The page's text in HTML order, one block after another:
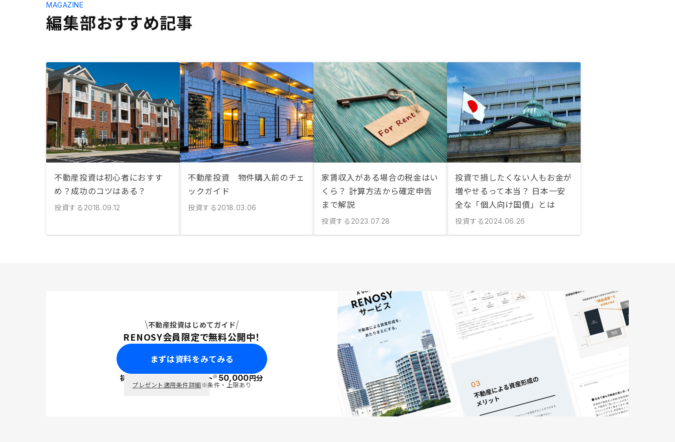
編集部おすすめ記事
MAGAZINE
不動産投資は初心者におすす
め？成功のコツはある？
投資する 2018.09.12
不動産投資 物件購入前のチェ
ックガイド
投資する 2018.03.06
家賃収入がある場合の税金はい
くら？ 計算方法から確定申告
まで解説
投資する 2023.07.28
投資で損したくない人もお金が
増やせるって本当？ 日本一安
全な「個人向け国債」とは
投資する 2024.06.26
不動産投資はじめてガイド
RENOSY会員限定で無料公開中！
まずは資料をみてみる
初回面談で ポイント※50,000円分
プレゼント適用条件詳細※条件・上限あり